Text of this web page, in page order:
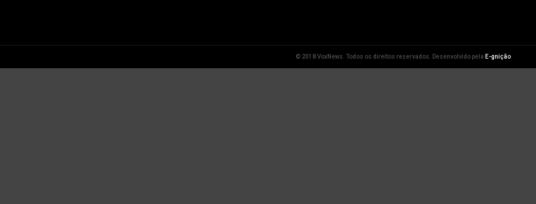
© 2018 VoxNews. Todos os direitos reservados. Desenvolvido pela E-gnição